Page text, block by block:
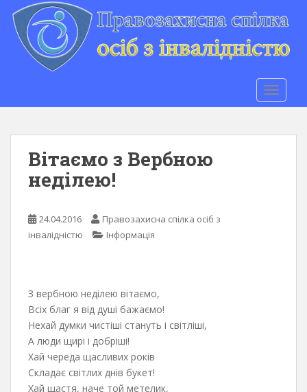
Вітаємо з Вербною
неділею!
24.04.2016
Правозахисна спілка осіб з
інвалідністю
Інформація
З вербною неділею вітаємо,
Всіх благ я від душі бажаємо!
Нехай думки чистіші стануть і світліші,
А люди щирі і добріші!
Хай череда щасливих років
Складає світлих днів букет!
Хай щастя, наче той метелик,